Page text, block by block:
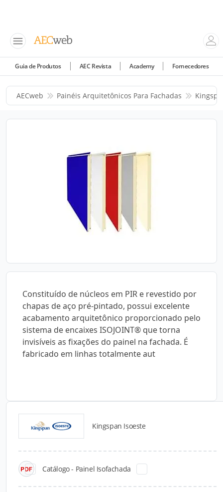
Guia de Produtos AEC Revista Academy Fornecedores
AECweb Painéis Arquitetônicos Para Fachadas
Constituído de núcleos em PIR e revestido por
chapas de aço pré-pintado, possui excelente
acabamento arquitetônico proporcionado pelo
sistema de encaixes ISOJOINT® que torna
invisíveis as fixações do painel na fachada. É
fabricado em linhas totalmente aut
Kingspan Isoeste
Catálogo - Painel Isofachada
Catálogos para Download